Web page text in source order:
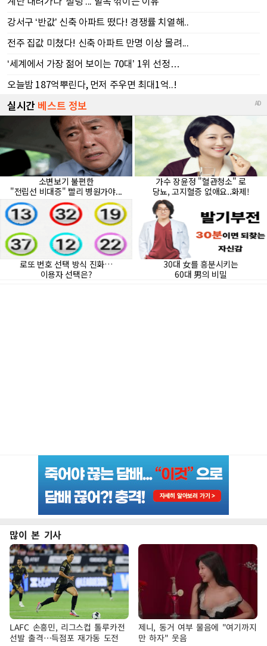
많이 본 기사
LAFC 손흥민, 리그스컵 톨루카전
선발 출격…득점포 재가동 도전
제니, 동거 여부 물음에 "여기까지
만 하자" 웃음